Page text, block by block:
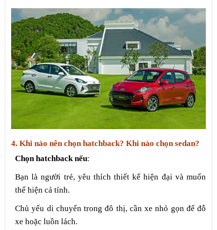
4. Khi nào nên chọn hatchback? Khi nào chọn sedan?
Chọn hatchback nếu:
Bạn là người trẻ, yêu thích thiết kế hiện đại và muốn
thể hiện cá tính.
Chủ yếu di chuyển trong đô thị, cần xe nhỏ gọn để đỗ
xe hoặc luồn lách.